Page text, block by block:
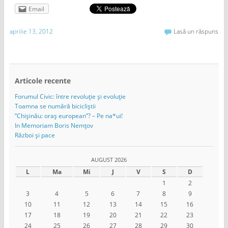
Email
aprilie 13, 2012 Lasă un răspuns
Articole recente
Forumul Civic: între revoluție și evoluție
Toamna se numără bicicliștii
”Chișinău: oraș european”? – Pe na*ui!
In Memoriam Boris Nemțov
Război și pace
AUGUST 2026
L Ma Mi J V S
D
1
2
3
4 5 6 7 8
9
10
11 12 13 14 15
16
17
18 19 20 21 22
23
24
25 26 27 28 29 30